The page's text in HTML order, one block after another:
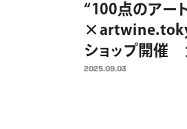
“100点のアー
ショップ開催
な体験が、大
2025.09.03